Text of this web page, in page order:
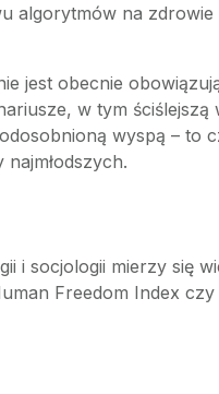
algorytmów na
jest obecnie
w tym ściślejszą
wyspą – to
i socjologii mierzy się
Freedom Index